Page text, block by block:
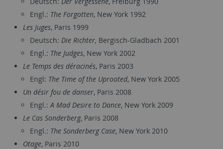
Engl.: The Forgotten, New York 1992
Les Juges, Paris 1999
Deutsch: Die Richter, Bergisch-Gladbach 2001
Engl.: The Judges, New York 2002
Le Temps des déracinés, Paris 2003
Engl: The Time of the Uprooted, New York 2005
Un désir fou de danser, Paris 2008
Engl.: A Mad Desire to Dance, New York 2009
Le Cas Sonderberg, Paris 2008
Engl.: The Sonderberg Case, New York 2010
Otage, Paris 2010